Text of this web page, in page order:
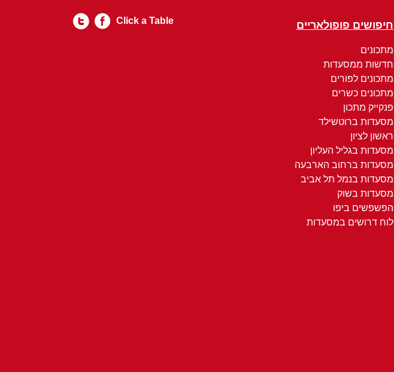
חיפושים פופולאריים
מתכונים
חדשות ממסעדות
מתכונים לפורים
מתכונים כשרים
פנקייק מתכון
מסעדות ברוטשילד
ראשון לציון
מסעדות בגליל העליון
מסעדות ברחוב הארבעה
מסעדות בנמל תל אביב
מסעדות בשוק
הפשפשים ביפו
לוח דרושים במסעדות
Click a Table